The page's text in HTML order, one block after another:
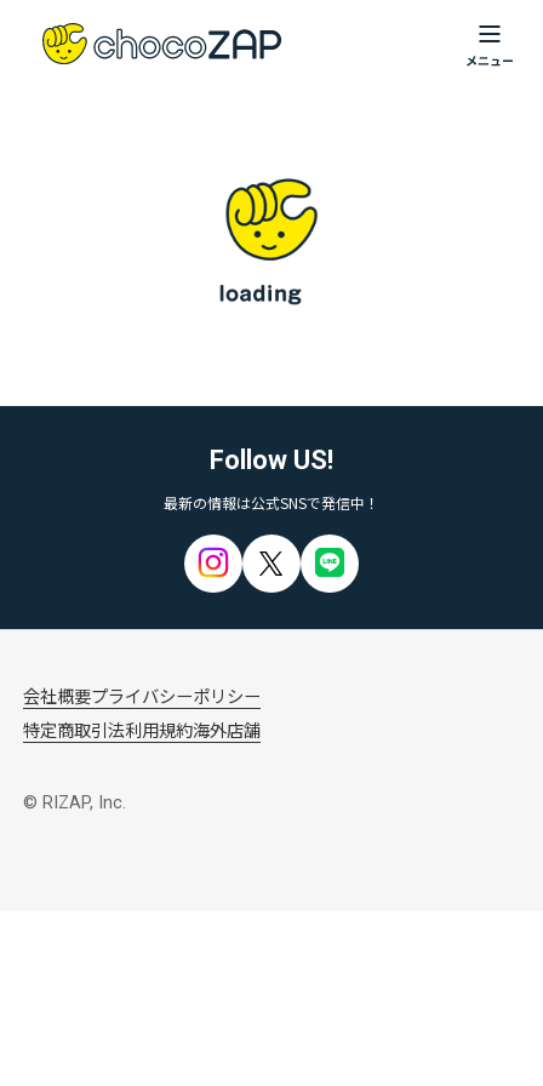
Follow US!
最新の情報は公式SNSで発信中！
会社概要プライバシーポリシー
特定商取引法利用規約海外店舗
© RIZAP, Inc.